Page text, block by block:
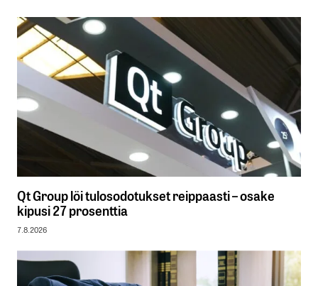
Qt Group löi tulosodotukset reippaasti – osake
kipusi 27 prosenttia
7.8.2026